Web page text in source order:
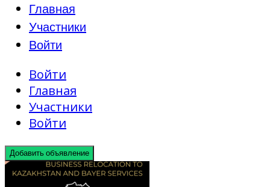
Главная
Участники
Войти
Войти
Главная
Участники
Войти
Добавить объявление